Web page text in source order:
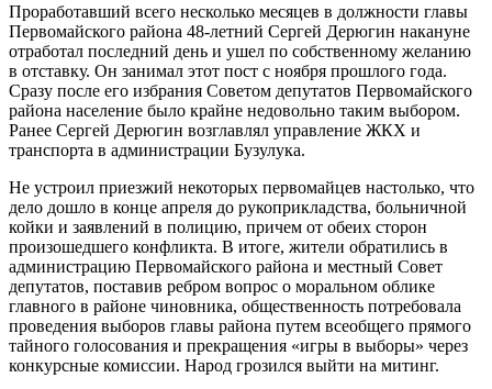
Проработавший всего несколько месяцев в должности главы
Первомайского района 48-летний Сергей Дерюгин накануне
отработал последний день и ушел по собственному желанию
в отставку. Он занимал этот пост с ноября прошлого года.
Сразу после его избрания Советом депутатов Первомайского
района население было крайне недовольно таким выбором.
Ранее Сергей Дерюгин возглавлял управление ЖКХ и
транспорта в администрации Бузулука.
Не устроил приезжий некоторых первомайцев настолько, что
дело дошло в конце апреля до рукоприкладства, больничной
койки и заявлений в полицию, причем от обеих сторон
произошедшего конфликта. В итоге, жители обратились в
администрацию Первомайского района и местный Совет
депутатов, поставив ребром вопрос о моральном облике
главного в районе чиновника, общественность потребовала
проведения выборов главы района путем всеобщего прямого
тайного голосования и прекращения «игры в выборы» через
конкурсные комиссии. Народ грозился выйти на митинг.